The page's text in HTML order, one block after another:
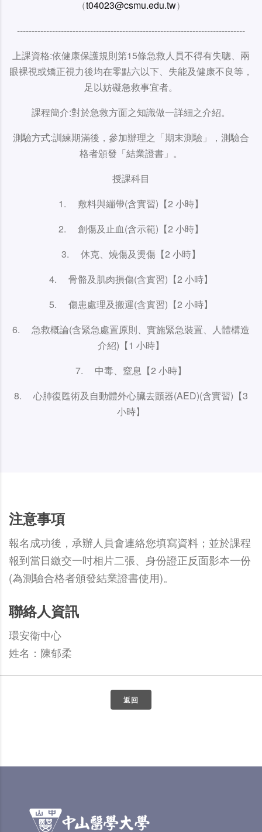
（t04023@csmu.edu.tw）
------------------------------------------------------------------------------
上課資格:依健康保護規則第15條急救人員不得有失聰、兩
眼裸視或矯正視力後均在零點六以下、失能及健康不良等，
足以妨礙急救事宜者。
課程簡介:對於急救方面之知識做一詳細之介紹。
測驗方式:訓練期滿後，參加辦理之「期末測驗」，測驗合
格者頒發「結業證書」。
授課科目
1. 敷料與繃帶(含實習)【2 小時】
2. 創傷及止血(含示範)【2 小時】
3. 休克、燒傷及燙傷【2 小時】
4. 骨骼及肌肉損傷(含實習)【2 小時】
5. 傷患處理及搬運(含實習)【2 小時】
6. 急救概論(含緊急處置原則、實施緊急裝置、人體構造
介紹)【1 小時】
7. 中毒、窒息【2 小時】
8. 心肺復甦術及自動體外心臟去顫器(AED)(含實習)【3
小時】
注意事項
報名成功後，承辦人員會連絡您填寫資料；並於課程
報到當日繳交一吋相片二張、身份證正反面影本一份
(為測驗合格者頒發結業證書使用)。
聯絡人資訊
環安衛中心
姓名：陳郁柔
返回